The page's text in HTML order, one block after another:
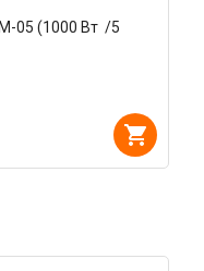
05 (1000 Вт /5